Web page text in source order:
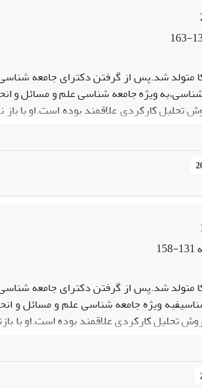
آن با هر یک از عوامل فوق الذکر در
گردیده است.در پایان بر اساس یافته های
زنان ارائه شده است.
1910 در امریکا متولد شد.پس از گرفتن دکترای
ویژه جامعه شناسی علم و مسائل و
تحلیل کارکردی علاقمند بوده است.او با
نمونه های از این نوع نظریه در نزد
جامعه شناسی با مسائل روز،نقش عمده ای
در جهان در سال 2003 در 93 سالگی درگذشت.
131-158
1910 در امریکا متولد شد.پس از گرفتن دکترای
ویژه جامعه شناسی علم و مسائل و
تحلیل کارکردی علاقمند بوده است.او با
نمونه هایی از این نوع نظریه در نزد
جامعه شناسی با مسائل روز نقش عمده ای
در جهان در سال 2003 در 93 سالگی درگذشت.